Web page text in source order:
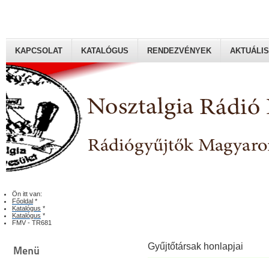
Rádiógyűjtők Magyaroszági Klubja
KAPCSOLAT KATALÓGUS RENDEZVÉNYEK AKTUÁLIS
Ön itt van:
Főoldal *
Katalógus *
Katalógus *
FMV - TR681
Menü Gyűjtőtársak honlapjai